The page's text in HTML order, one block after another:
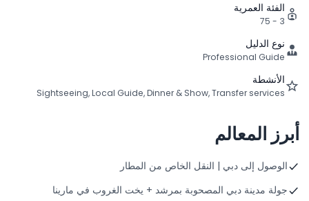
الفئة العمرية
3 - 75
نوع الدليل
Professional Guide
الأنشطة
Sightseeing, Local Guide, Dinner & Show, Transfer services
أبرز المعالم
الوصول إلى دبي | النقل الخاص من المطار
جولة مدينة دبي المصحوبة بمرشد + يخت الغروب في مارينا